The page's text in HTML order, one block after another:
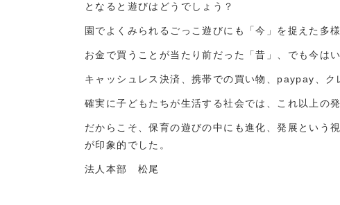
となると遊びはどうでしょう？
園でよくみられるごっこ遊びにも「今」を捉えた多
お金で買うことが当たり前だった「昔」、でも今は
キャッシュレス決済、携帯での買い物、paypay、
確実に子どもたちが生活する社会では、これ以上の
だからこそ、保育の遊びの中にも進化、発展とい
が印象的でした。
法人本部 松尾